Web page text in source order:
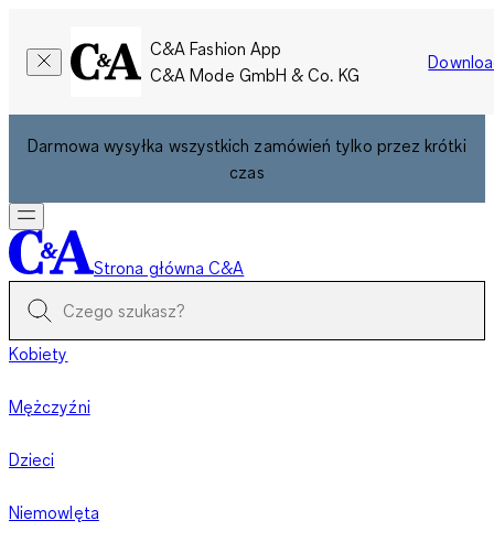
C&A Fashion App
C&A Mode GmbH & Co. KG
Darmowa wysyłka wszystkich zamówień tylko przez krótki
czas
Strona główna C&A
Kobiety
Mężczyźni
Dzieci
Niemowlęta